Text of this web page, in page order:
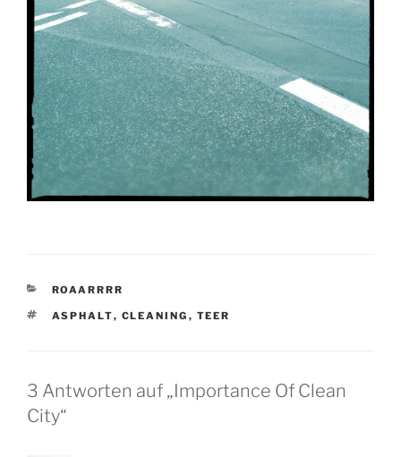
KATEGORIEN
ROAARRRR
SCHLAGWÖRTER
ASPHALT, CLEANING , TEER
3 Antworten auf „Importance Of Clean
City“